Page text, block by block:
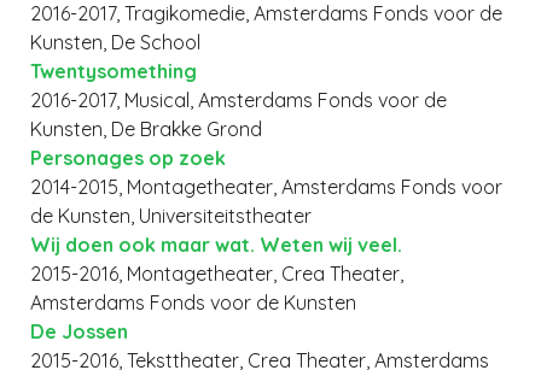
2016-2017, Tragikomedie, Amsterdams Fonds voor de
Kunsten, De School
Twentysomething
2016-2017, Musical, Amsterdams Fonds voor de
Kunsten, De Brakke Grond
Personages op zoek
2014-2015, Montagetheater, Amsterdams Fonds voor
de Kunsten, Universiteitstheater
Wij doen ook maar wat. Weten wij veel.
2015-2016, Montagetheater, Crea Theater,
Amsterdams Fonds voor de Kunsten
De Jossen
2015-2016, Teksttheater, Crea Theater, Amsterdams